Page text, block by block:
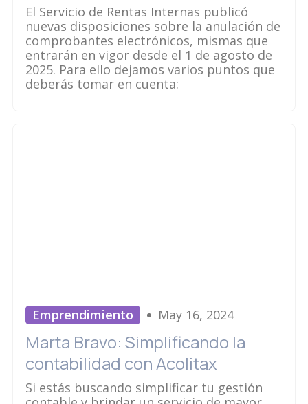
El Servicio de Rentas Internas publicó
nuevas disposiciones sobre la anulación de
comprobantes electrónicos, mismas que
entrarán en vigor desde el 1 de agosto de
2025. Para ello dejamos varios puntos que
deberás tomar en cuenta:
Emprendimiento May 16, 2024
Marta Bravo: Simplificando la
contabilidad con Acolitax
Si estás buscando simplificar tu gestión